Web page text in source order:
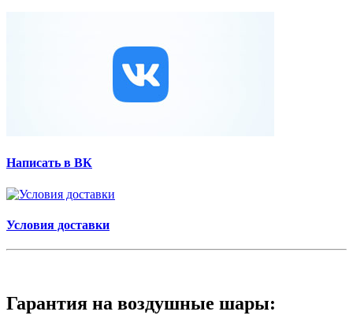
Написать в ВК
Условия доставки
Гарантия на воздушные шары: